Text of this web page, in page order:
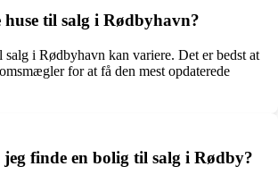
til salg i Rødbyhavn?
salg i Rødbyhavn kan variere. Det er bedst at
for at få den mest opdaterede
finde en bolig til salg i Rødby?